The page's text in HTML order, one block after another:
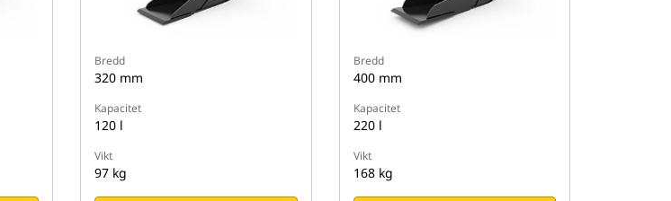
Bredd
320 mm
Kapacitet
120 l
Vikt
97 kg
Bredd
400 mm
Kapacitet
220 l
Vikt
168 kg